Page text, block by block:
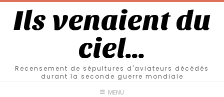
Ils venaient du
ciel…
Recensement de sépultures d'aviateurs décédés
durant la seconde guerre mondiale
MENU